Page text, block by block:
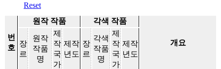
Reset
번
호
원작 작품 각색 작품
개요
장
르
원작
작품
명
제
작
국
가
제작
년도
장
르
각색
작품
명
제
작
국
가
제작
년도